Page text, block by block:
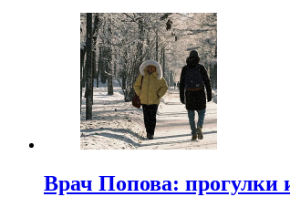
Врач Попова: прогулки